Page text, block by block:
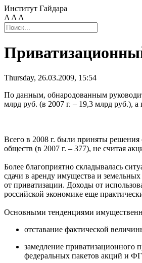
Институт Гайдара
A A A
Thursday, 26.03.2009, 15:54
По данным, обнародованным
млрд руб. (в 2007 г. – 19,3 млрд руб.),
Всего в 2008 г. были приняты решения
обществ (в 2007 г. – 377), не считая
Более благоприятно складывалась
сдачи в аренду имущества и
от приватизации. Доходы от
российской экономике еще
Основными тенденциями
отставание фактической
замедление приватизационного
федеральных пакетов акций и